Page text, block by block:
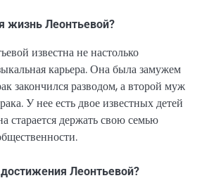
жизнь Леонтьевой?
известна не настолько
карьера. Она была замужем
закончился разводом, а второй муж
У нее есть двое известных детей
старается держать свою семью
Леонтьевой?